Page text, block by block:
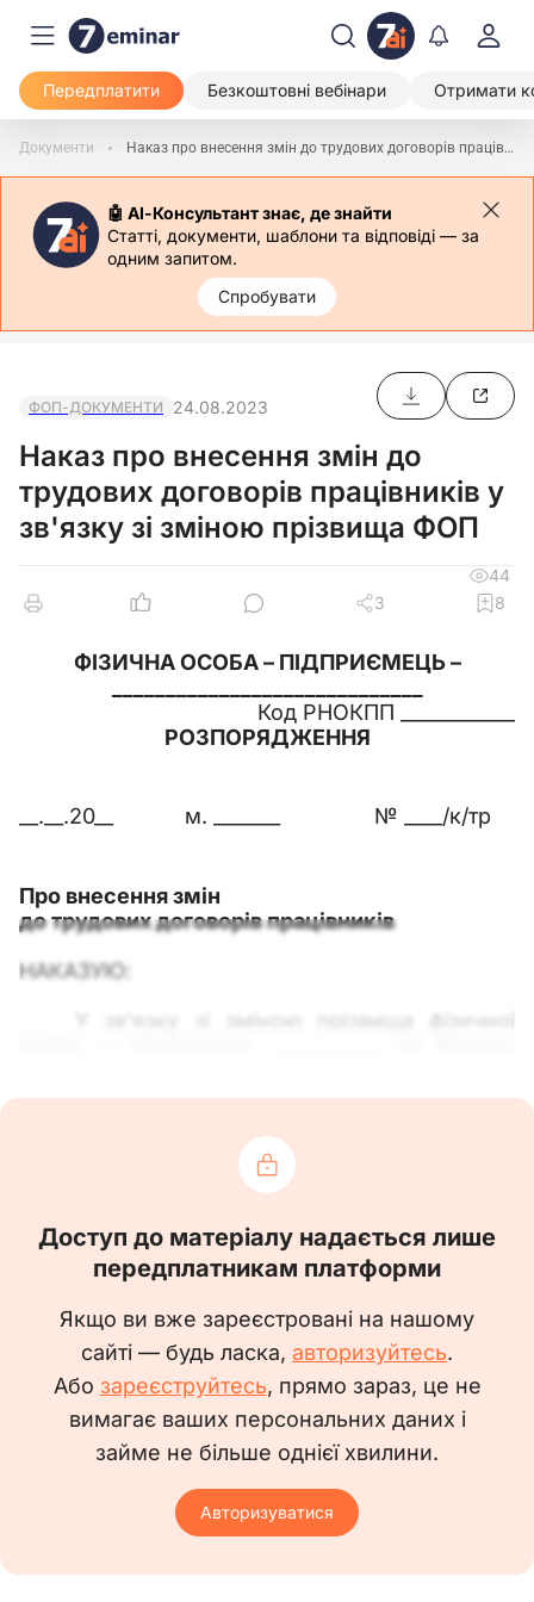
Передплатити Безкоштовні вебінари Отримати
Документи Наказ про внесення змін до трудових договорів працівників у зв'язку зі зміною прізвища ФОП
🤖 АІ-Консультант знає, де знайти
Статті, документи, шаблони та відповіді — за
одним запитом.
Спробувати
ФОП-ДОКУМЕНТИ 24.08.2023
Наказ про внесення змін до
трудових договорів працівників у
зв'язку зі зміною прізвища ФОП
44
3
8
ФІЗИЧНА ОСОБА – ПІДПРИЄМЕЦЬ –
Код РНОКПП ____________
РОЗПОРЯДЖЕННЯ
__.__.20__ м. _______ № ____/к/тр
Про внесення змін
до трудових договорів працівників
НАКАЗУЮ:
У зв’язку зі зміною прізвища фізичної
вношу відповідні зміни до трудових договорів
Підстави:
1.
Свідоцтво про державну
реєстрацію фізичної особи
— підприємця
____________ серія _______ №
__________.
Додаткові угоди:
трудового договору від
__.__.20__ №__
№ __ від __.__.20__ до
трудового договору від
із ______________.
Доступ до матеріалу надається лише
передплатникам платформи
Якщо ви вже зареєстровані на нашому
сайті — будь ласка, авторизуйтесь.
Або зареєструйтесь, прямо зараз, це не
вимагає ваших персональних даних і
займе не більше однієї хвилини.
Авторизуватися